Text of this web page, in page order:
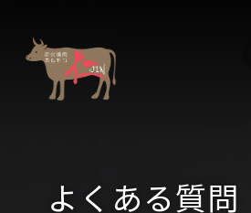
よくある質問